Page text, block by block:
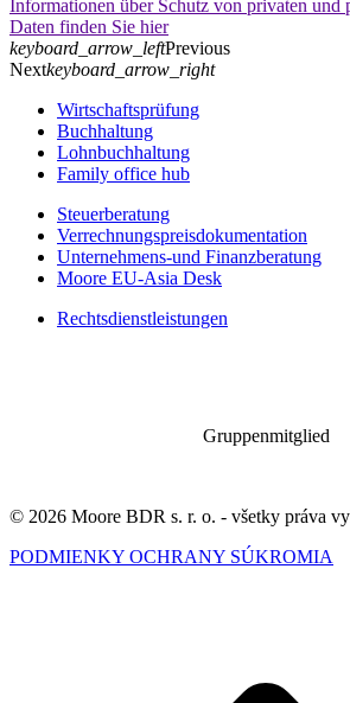
Informationen über Schutz von privaten und
Daten finden Sie hier
keyboard_arrow_leftPrevious
Nextkeyboard_arrow_right
Wirtschaftsprüfung
Buchhaltung
Lohnbuchhaltung
Family office hub
Steuerberatung
Verrechnungspreisdokumentation
Unternehmens-und Finanzberatung
Moore EU-Asia Desk
Rechtsdienstleistungen
Gruppenmitglied
© 2026 Moore BDR s. r. o. - všetky práva
PODMIENKY OCHRANY SÚKROMIA